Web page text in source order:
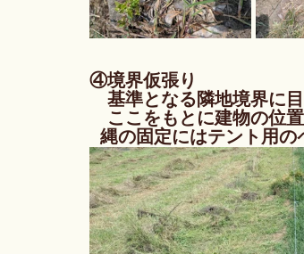
④境界仮張り
基準となる隣地境界に目
ここをもとに建物の位置
縄の固定にはテント用